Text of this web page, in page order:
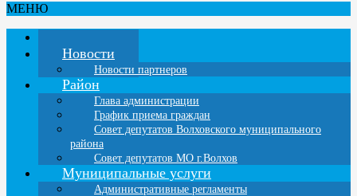
МЕНЮ
Новости
Новости партнеров
Район
Глава администрации
График приема граждан
Совет депутатов Волховского муниципального
района
Совет депутатов МО г.Волхов
Муниципальные услуги
Административные регламенты